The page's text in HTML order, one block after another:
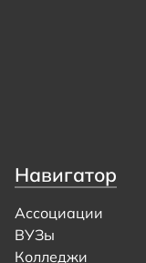
Навигатор
Ассоциации
ВУЗы
Колледжи